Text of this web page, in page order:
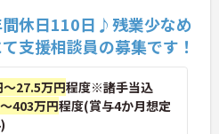
お伝えしますので、
。間休日110日♪残業少なめ
支援相談員の募集です！
27.5万円程度※諸手当込
403万円程度(賞与4か月想定